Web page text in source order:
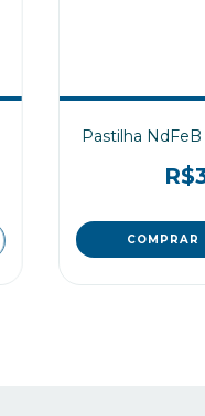
Pastilha NdFeB